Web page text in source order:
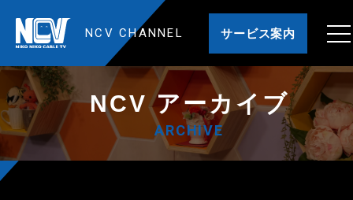
NCV CHANNEL サービス案内
NCV アーカイブ
ARCHIVE